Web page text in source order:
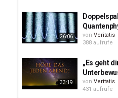
26:06 von Veritatis
388 aufrufe
33:19
„Es geht
von Veritatis
431 aufrufe